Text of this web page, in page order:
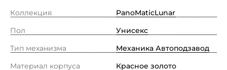
Коллекция
PanoMaticLunar
Пол
Унисекс
Тип механизма
Механика Автоподзавод
Материал корпуса
Красное золото